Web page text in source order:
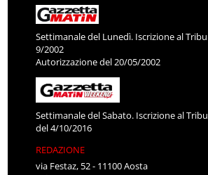
Settimanale del Lunedì. Iscrizione al
9/2002
Autorizzazione del 20/05/2002
Settimanale del Sabato. Iscrizione al
del 4/10/2016
REDAZIONE
via Festaz, 52 - 11100 Aosta